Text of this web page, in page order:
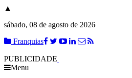
▲
sábado, 08 de agosto de 2026
Franquias
PUBLICIDADE
Menu